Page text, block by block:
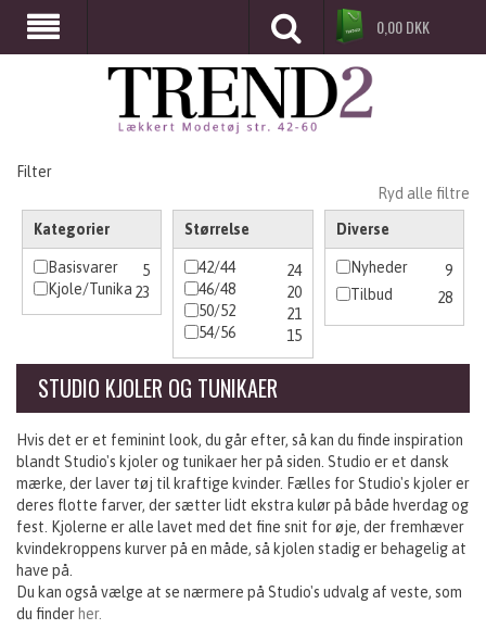
0,00DKK
Filter
Ryd alle filtre
Kategorier
Basisvarer
5
Kjole/Tunika 23
Størrelse
42/44
24
46/48
20
50/52
21
54/56
15
Diverse
Nyheder
9
Tilbud
28
STUDIO KJOLER OG TUNIKAER
Hvis det er et feminint look, du går efter, så kan du finde inspiration
blandt Studio's kjoler og tunikaer her på siden. Studio er et dansk
mærke, der laver tøj til kraftige kvinder. Fælles for Studio's kjoler er
deres flotte farver, der sætter lidt ekstra kulør på både hverdag og
fest. Kjolerne er alle lavet med det fine snit for øje, der fremhæver
kvindekroppens kurver på en måde, så kjolen stadig er behagelig at
have på.
Du kan også vælge at se nærmere på Studio's udvalg af veste, som
du finder her.